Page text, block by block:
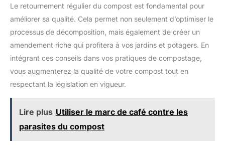
Le retournement régulier du compost est fondamental pour
améliorer sa qualité. Cela permet non seulement d’optimiser le
processus de décomposition, mais également de créer un
amendement riche qui profitera à vos jardins et potagers. En
intégrant ces conseils dans vos pratiques de compostage,
vous augmenterez la qualité de votre compost tout en
respectant la législation en vigueur.
Lire plus Utiliser le marc de café contre les
parasites du compost